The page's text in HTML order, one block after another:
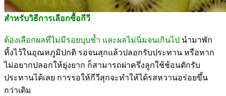
สำหรับวิธีการเลือกซื้อกีวี
ต้องเลือกผลที่ไม่มีรอยบุบช้ำ และผลไม่นิ่มจนเกินไป นำมาพัก
ทิ้งไว้ในอุณหภูมิปกติ รอจนสุกแล้วปลอกรับประทาน หรือหาก
ไม่อยากปลอกให้ยุ่งยาก ก็สามารถผ่าครึ่งลูกใช้ช้อนตักรับ
ประทานได้เลย การรอให้กีวีสุกจะทำให้ได้รสหวานอร่อยขึ้น
กว่าเดิม